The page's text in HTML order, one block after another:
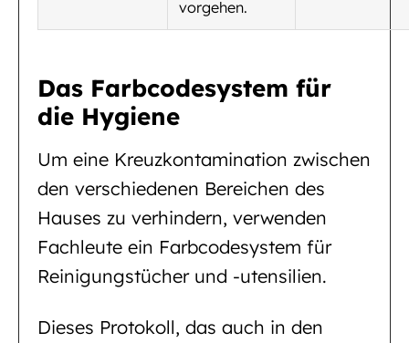
vorgehen.
Das Farbcodesystem für
die Hygiene
Um eine Kreuzkontamination zwischen
den verschiedenen Bereichen des
Hauses zu verhindern, verwenden
Fachleute ein Farbcodesystem für
Reinigungstücher und -utensilien.
Dieses Protokoll, das auch in den